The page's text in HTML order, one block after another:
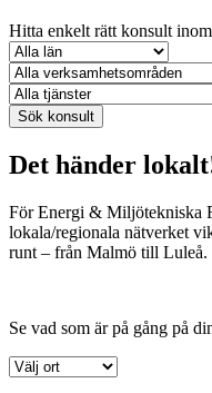
Hitta enkelt rätt konsult
Det händer
För Energi & Miljötekniska
lokala/regionala nätverket
runt – från Malmö till Luleå.
Se vad som är på gång på